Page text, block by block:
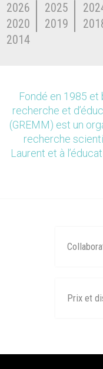
2026
2025
2020
2019
2014
Fondé en 1985 et
recherche et
(GREMM) est un
recherche
Laurent et à
Prix et